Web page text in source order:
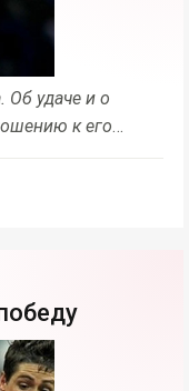
Об удаче и о
к его